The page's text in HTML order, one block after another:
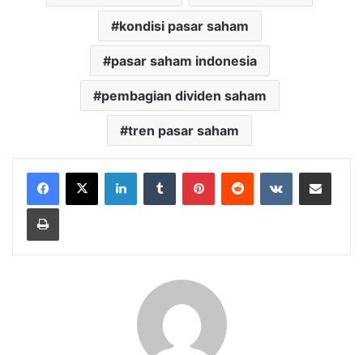
kondisi pasar saham
pasar saham indonesia
pembagian dividen saham
tren pasar saham
LinkedInTumblr PinterestReddit VKontakteShare via Email
Print